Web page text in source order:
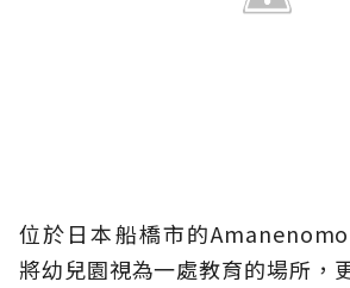
位於日本船橋市的
將幼兒園視為一處教育的場所，